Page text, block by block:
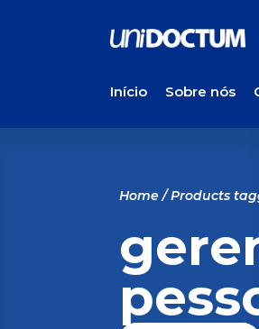
Início Sobre nós
Home/ Products